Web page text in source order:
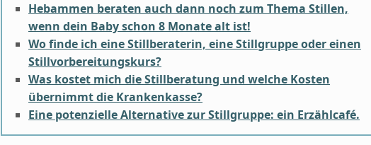
Hebammen beraten auch dann noch zum Thema Stillen,
wenn dein Baby schon 8 Monate alt ist!
Wo finde ich eine Stillberaterin, eine Stillgruppe oder einen
Stillvorbereitungskurs?
Was kostet mich die Stillberatung und welche Kosten
übernimmt die Krankenkasse?
Eine potenzielle Alternative zur Stillgruppe: ein Erzählcafé.